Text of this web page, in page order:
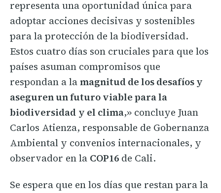
representa una oportunidad única para
adoptar acciones decisivas y sostenibles
para la protección de la biodiversidad.
Estos cuatro días son cruciales para que los
países asuman compromisos que
respondan a lamagnitud de los desafíos y
aseguren un futuro viable para la
biodiversidad y el clima,» concluye Juan
Carlos Atienza, responsable de Gobernanza
Ambiental y convenios internacionales, y
observador en la COP16 de Cali.
Se espera que en los días que restan para la